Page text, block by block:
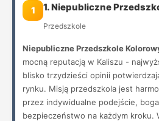
1 1. Niepubliczne
Przedszkole
Niepubliczne Przedszkole
mocną reputacją w Kaliszu -
blisko trzydzieści opinii
rynku. Misją przedszkola jest
przez indywidualne podejście,
bezpieczeństwo na każdym kroku.